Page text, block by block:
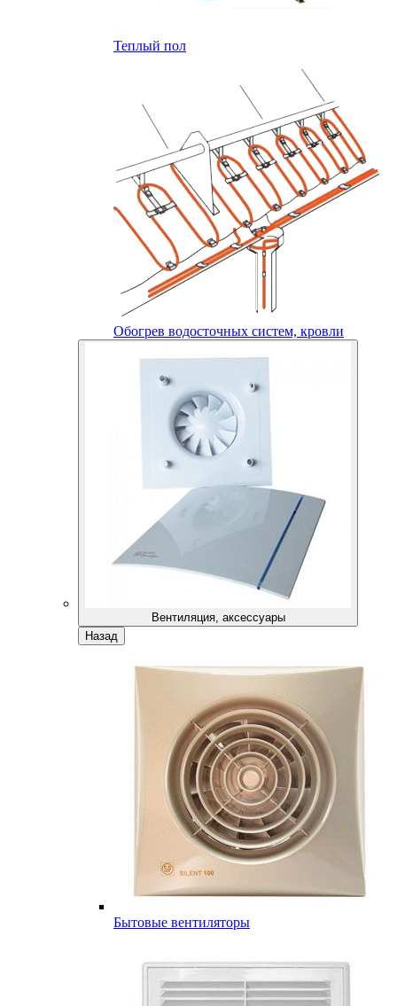
Теплый пол
Обогрев водосточных систем, кровли
Вентиляция, аксессуары
Назад
Бытовые вентиляторы